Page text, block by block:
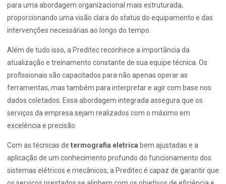
para uma abordagem organizacional mais estruturada,
proporcionando uma visão clara do status do equipamento e das
intervenções necessárias ao longo do tempo.
Além de tudo isso, a Preditec reconhece a importância da
atualização e treinamento constante de sua equipe técnica. Os
profissionais são capacitados para não apenas operar as
ferramentas, mas também para interpretar e agir com base nos
dados coletados. Essa abordagem integrada assegura que os
serviços da empresa sejam realizados com o máximo em
excelência e precisão.
Com as técnicas de termografia eletrica bem ajustadas e a
aplicação de um conhecimento profundo do funcionamento dos
sistemas elétricos e mecânicos, a Preditec é capaz de garantir que